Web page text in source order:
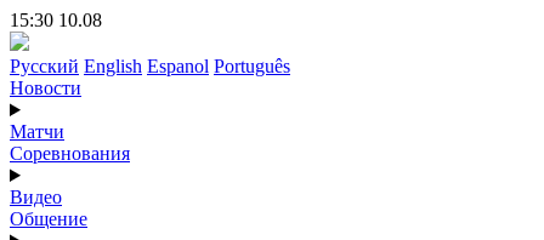
15:30 10.08
Русский English Espanol Português
Новости
Матчи
Соревнования
Видео
Общение